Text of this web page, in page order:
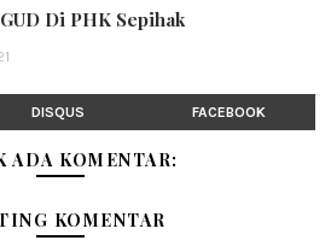
Di PHK Sepihak
DISQUS FACEBOOK
ADA KOMENTAR:
KOMENTAR